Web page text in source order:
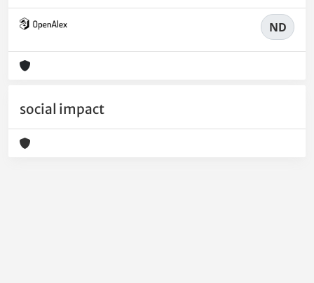
ND
social impact